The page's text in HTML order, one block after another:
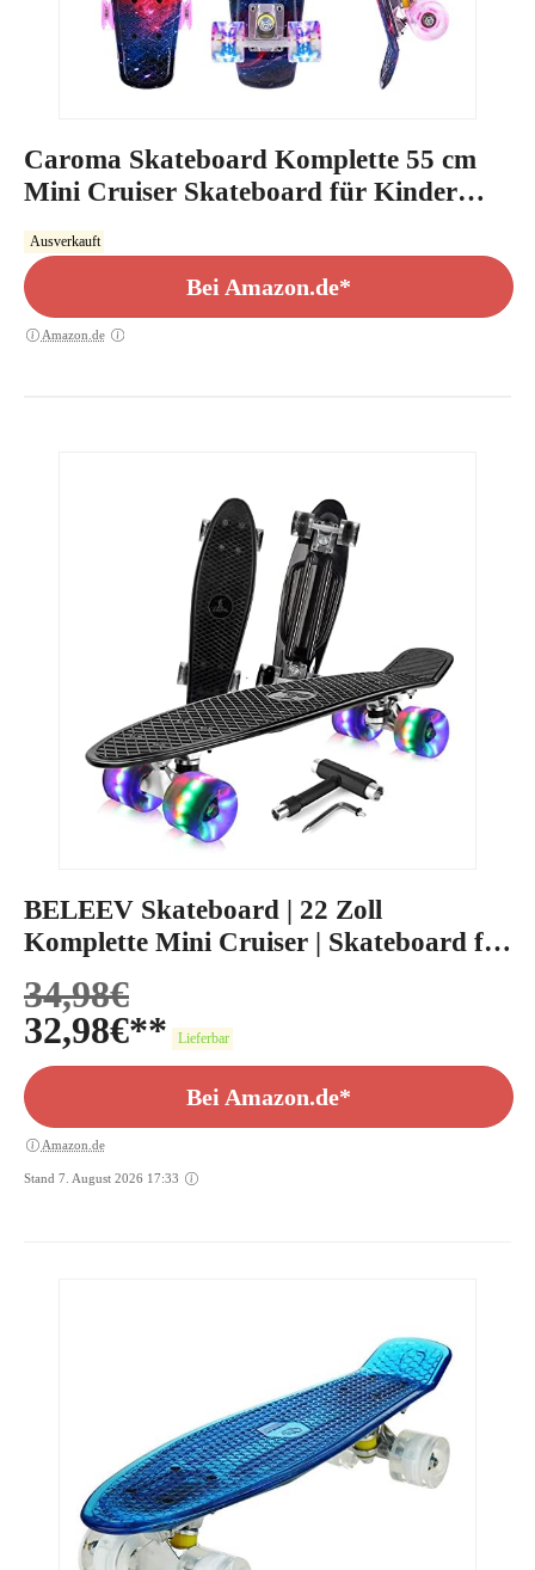
Caroma Skateboard Komplette 55 cm
Mini Cruiser Skateboard für Kinder
Jungen Mädchen Erwachsene, Retro-
Skateboard, ABEC-7 Kugellager, LED-
Blitzräder, für Anfänger
Ausverkauft
Bei Amazon.de*
Amazon.de
BELEEV Skateboard | 22 Zoll
Komplette Mini Cruiser | Skateboard für
Kinder
34,98€
32,98€ Lieferbar
Bei Amazon.de*
Amazon.de
Stand 7. August 2026 17:33